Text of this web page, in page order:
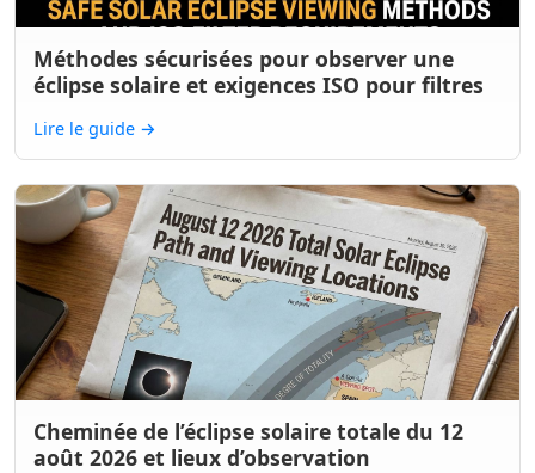
Méthodes sécurisées pour observer une
éclipse solaire et exigences ISO pour filtres
Lire le guide →
Cheminée de l’éclipse solaire totale du 12
août 2026 et lieux d’observation